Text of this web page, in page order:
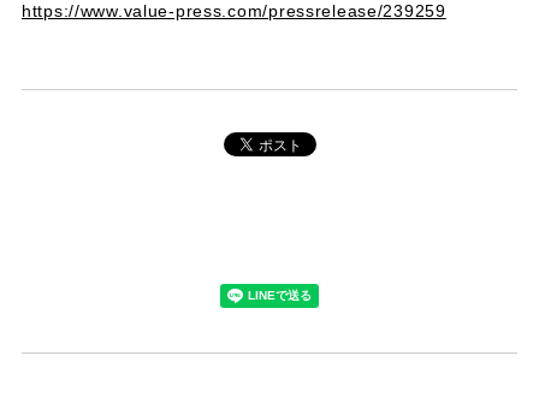
https://www.value-press.com/pressrelease/239259